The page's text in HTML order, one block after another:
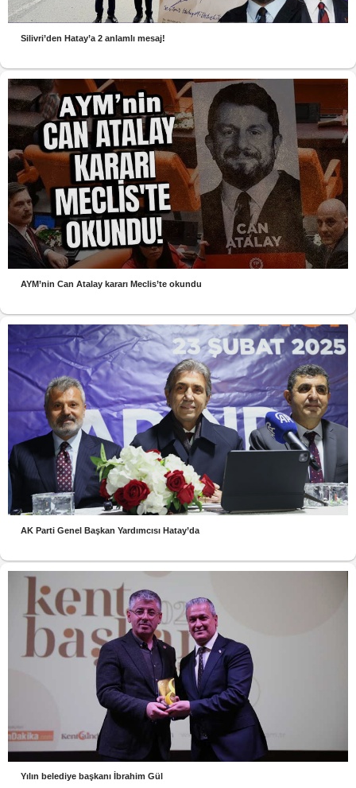
Silivri’den Hatay’a 2 anlamlı mesaj!
AYM’nin Can Atalay kararı Meclis’te okundu
AK Parti Genel Başkan Yardımcısı Hatay’da
Yılın belediye başkanı İbrahim Gül